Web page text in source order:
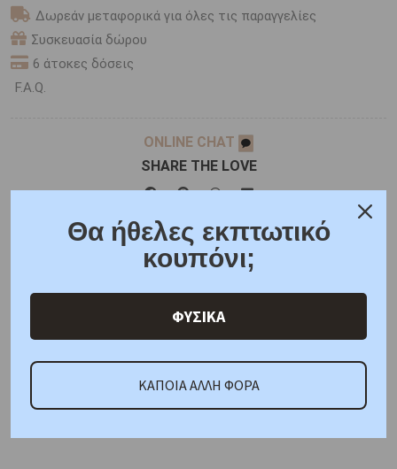
Δωρεάν μεταφορικά για όλες τις παραγγελίες
Συσκευασία δώρου
6 άτοκες δόσεις
F.A.Q.
ONLINE CHAT
SHARE THE LOVE
Χαρακτηριστικά Χαρακτηριστικά Ρολογιών
Κωδικός Προμηθευτή:
Θα ήθελες εκπτωτικό
κουπόνι;
ΦΥΣΙΚΑ
ΚΑΠΟΙΑ ΑΛΛΗ ΦΟΡΑ